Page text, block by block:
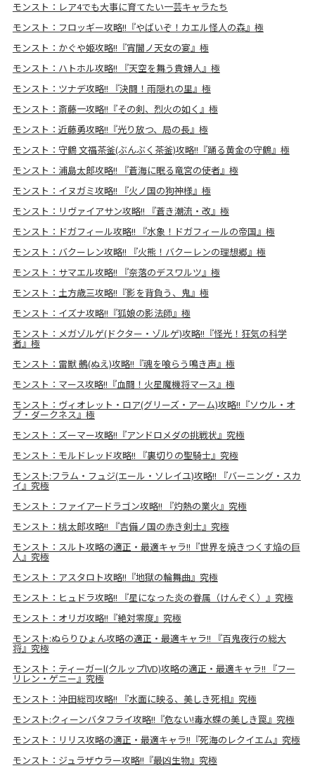
モンスト：レア4でも大事に育てたい一芸キャラたち
モンスト：フロッギー攻略!!『やばいぞ！カエル怪人の森』極
モンスト：かぐや姫攻略!!『宵闇ノ天女の宴』極
モンスト：ハトホル攻略!! 『天空を舞う貴婦人』極
モンスト：ツナデ攻略!! 『決闘！雨隠れの里』極
モンスト：斎藤一攻略!!『その剣、烈火の如く』極
モンスト：近藤勇攻略!!『光り放つ、局の長』極
モンスト：守鶴 文福茶釜(ぶんぶく茶釜)攻略!!『踊る黄金の守鶴』極
モンスト：浦島太郎攻略!! 『蒼海に眠る竜宮の使者』極
モンスト：イヌガミ攻略!! 『火ノ国の狗神様』極
モンスト：リヴァイアサン攻略!! 『蒼き潮流・改』極
モンスト：ドガフィール攻略!! 『水象！ドガフィールの帝国』極
モンスト：バクーレン攻略!! 『火熊！バクーレンの理想郷』極
モンスト：サマエル攻略!! 『奈落のデスワルツ』極
モンスト：土方歳三攻略!!『影を背負う、鬼』極
モンスト：イズナ攻略!!『狐娘の影法師』極
モンスト：メガゾルゲ(ドクター・ゾルゲ)攻略!!『怪光！狂気の科学
者』極
モンスト：雷獣 鵺(ぬえ)攻略!!『魂を喰らう鳴き声』極
モンスト：マース攻略!!『血闘！火星魔機将マース』極
モンスト：ヴィオレット・ロア(グリーズ・アーム)攻略!!『ソウル・オ
ブ・ダークネス』極
モンスト：ズーマー攻略!!『アンドロメダの挑戦状』究極
モンスト：モルドレッド攻略!! 『裏切りの聖騎士』究極
モンスト:フラム・フュジ(エール・ソレイユ)攻略!! 『バーニング・スカ
イ』究極
モンスト：ファイアードラゴン攻略!! 『灼熱の業火』究極
モンスト：桃太郎攻略!! 『吉備ノ国の赤き剣士』究極
モンスト：スルト攻略の適正・最適キャラ!!『世界を焼きつくす焔の巨
人』究極
モンスト：アスタロト攻略!!『地獄の輪舞曲』究極
モンスト：ヒュドラ攻略!! 『星になった炎の眷属（けんぞく）』究極
モンスト：オリガ攻略!!『絶対零度』究極
モンスト:ぬらりひょん攻略の適正・最適キャラ!! 『百鬼夜行の総大
将』究極
モンスト：ティーガーl(クルップlVD)攻略の適正・最適キャラ!! 『フー
リレン・ゲニー』究極
モンスト：沖田総司攻略!! 『水面に映る、美しき死相』究極
モンスト:クィーンバタフライ攻略!!『危ない!毒水蝶の美しき罠』究極
モンスト：リリス攻略の適正・最適キャラ!!『死海のレクイエム』究極
モンスト：ジュラザウラー攻略!!『最凶生物』究極